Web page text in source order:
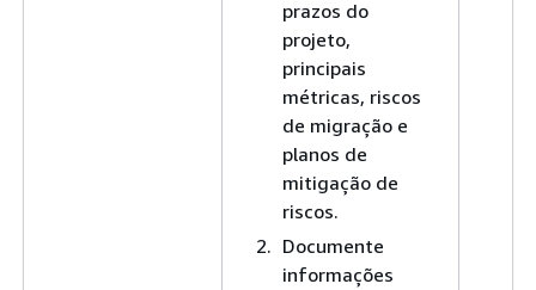
prazos do
projeto,
principais
métricas, riscos
de migração e
planos de
mitigação de
riscos.
Documente
informações